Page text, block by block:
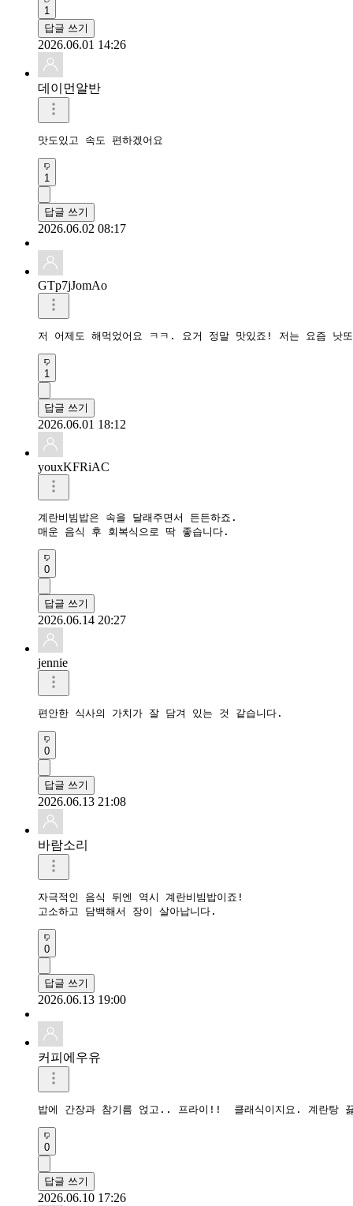
1
답글 쓰기
2026.06.01 14:26
데이먼알반
맛도있고 속도 편하겠어요
1
답글 쓰기
2026.06.02 08:17
GTp7jJomAo
저 어제도 해먹었어요 ㅋㅋ. 요거 정말 맛있죠! 저는 요즘 낫
1
답글 쓰기
2026.06.01 18:12
youxKFRiAC
계란비빔밥은 속을 달래주면서 든든하죠.
매운 음식 후 회복식으로 딱 좋습니다.
0
답글 쓰기
2026.06.14 20:27
jennie
편안한 식사의 가치가 잘 담겨 있는 것 같습니다.
0
답글 쓰기
2026.06.13 21:08
바람소리
자극적인 음식 뒤엔 역시 계란비빔밥이죠!
고소하고 담백해서 장이 살아납니다.
0
답글 쓰기
2026.06.13 19:00
커피에우유
밥에 간장과 참기름 얹고.. 프라이!!  클래식이지요. 계란탕
0
답글 쓰기
2026.06.10 17:26